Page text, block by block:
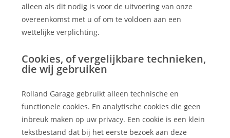
alleen als dit nodig is voor de uitvoering van onze
overeenkomst met u of om te voldoen aan een
wettelijke verplichting.
Cookies, of vergelijkbare technieken,
die wij gebruiken
Rolland Garage gebruikt alleen technische en
functionele cookies. En analytische cookies die geen
inbreuk maken op uw privacy. Een cookie is een klein
tekstbestand dat bij het eerste bezoek aan deze